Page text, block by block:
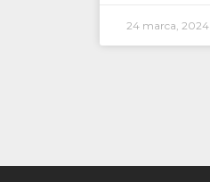
24 marca, 2024